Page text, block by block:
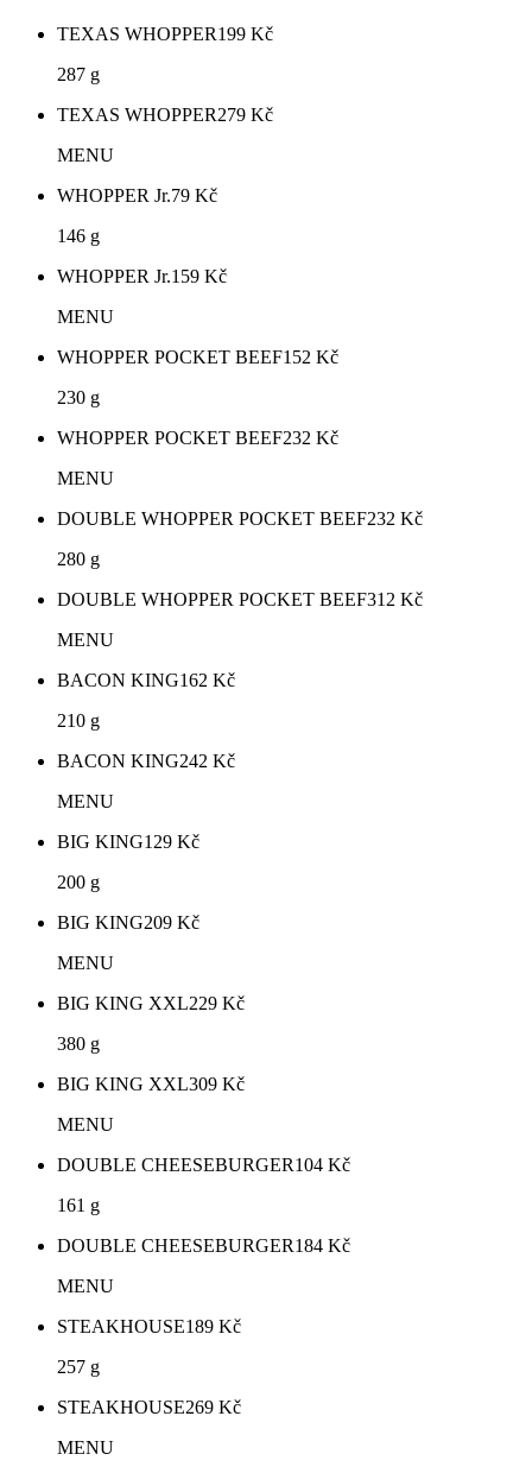
TEXAS WHOPPER199 Kč
287 g
TEXAS WHOPPER279 Kč
MENU
WHOPPER Jr.79 Kč
146 g
WHOPPER Jr.159 Kč
MENU
WHOPPER POCKET BEEF152 Kč
230 g
WHOPPER POCKET BEEF232 Kč
MENU
DOUBLE WHOPPER POCKET BEEF232 Kč
280 g
DOUBLE WHOPPER POCKET BEEF312 Kč
MENU
BACON KING162 Kč
210 g
BACON KING242 Kč
MENU
BIG KING129 Kč
200 g
BIG KING209 Kč
MENU
BIG KING XXL229 Kč
380 g
BIG KING XXL309 Kč
MENU
DOUBLE CHEESEBURGER104 Kč
161 g
DOUBLE CHEESEBURGER184 Kč
MENU
STEAKHOUSE189 Kč
257 g
STEAKHOUSE269 Kč
MENU